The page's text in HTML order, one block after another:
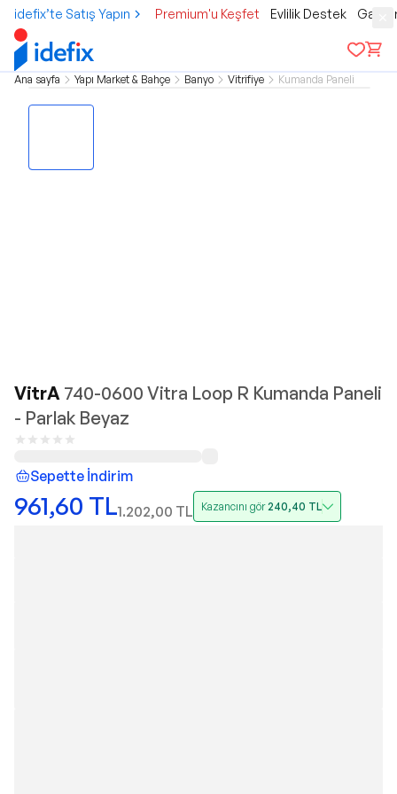
idefix’te Satış Yapın Premium'u Keşfet Evlilik Destek
Ana sayfa Yapı Market & Bahçe Banyo Vitrifiye Kumanda Paneli
VitrA 740-0600 Vitra Loop R Kumanda Paneli
- Parlak Beyaz
Sepette İndirim
961,60 TL1.202,00 TL Kazancını gör240,40 TL